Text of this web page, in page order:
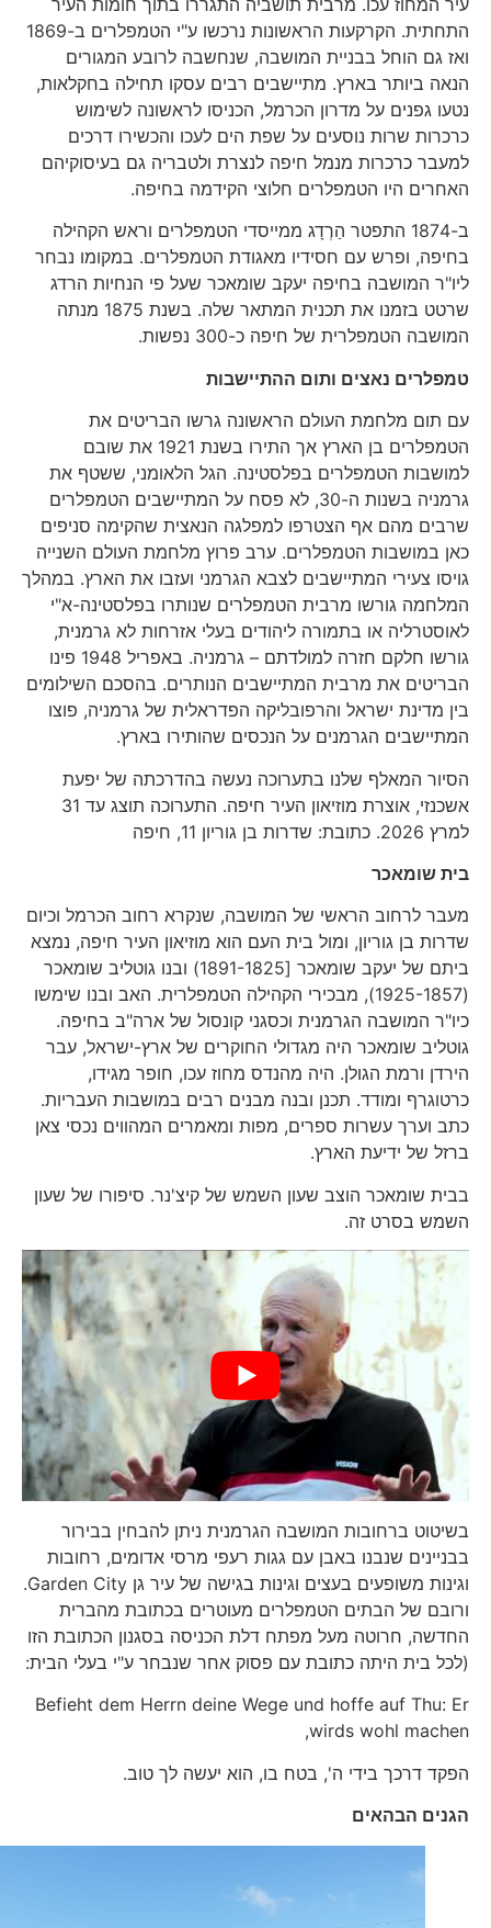
התחתית. הקרקעות הראשונות נרכשו ע"י הטמפלרים ב-1869
ואז גם הוחל בבניית המושבה, שנחשבה לרובע המגורים
הנאה ביותר בארץ. מתיישבים רבים עסקו תחילה בחקלאות,
נטעו גפנים על מדרון הכרמל, הכניסו לראשונה לשימוש
כרכרות שרות נוסעים על שפת הים לעכו והכשירו דרכים
למעבר כרכרות מנמל חיפה לנצרת ולטבריה גם בעיסוקיהם
האחרים היו הטמפלרים חלוצי הקידמה בחיפה.
ב-1874 התפטר הַרְדָג ממייסדי הטמפלרים וראש הקהילה
בחיפה, ופרש עם חסידיו מאגודת הטמפלרים. במקומו נבחר
ליו"ר המושבה בחיפה יעקב שומאכר שעל פי הנחיות הרדג
שרטט בזמנו את תכנית המתאר שלה. בשנת 1875 מנתה
המושבה הטמפלרית של חיפה כ-300 נפשות.
טמפלרים נאצים ותום ההתיישבות
עם תום מלחמת העולם הראשונה גרשו הבריטים את
הטמפלרים בן הארץ אך התירו בשנת 1921 את שובם
למושבות הטמפלרים בפלסטינה. הגל הלאומני, ששטף את
גרמניה בשנות ה-30, לא פסח על המתיישבים הטמפלרים
שרבים מהם אף הצטרפו למפלגה הנאצית שהקימה סניפים
כאן במושבות הטמפלרים. ערב פרוץ מלחמת העולם השנייה
גויסו צעירי המתיישבים לצבא הגרמני ועזבו את הארץ. במהלך
המלחמה גורשו מרבית הטמפלרים שנותרו בפלסטינה-א"י
לאוסטרליה או בתמורה ליהודים בעלי אזרחות לא גרמנית,
גורשו חלקם חזרה למולדתם – גרמניה. באפריל 1948 פינו
הבריטים את מרבית המתיישבים הנותרים. בהסכם השילומים
בין מדינת ישראל והרפובליקה הפדראלית של גרמניה, פוצו
המתיישבים הגרמנים על הנכסים שהותירו בארץ.
הסיור המאלף שלנו בתערוכה נעשה בהדרכתה של יפעת
אשכנזי, אוצרת מוזיאון העיר חיפה. התערוכה תוצג עד 31
למרץ 2026. כתובת: שדרות בן גוריון 11, חיפה
בית שומאכר
מעבר לרחוב הראשי של המושבה, שנקרא רחוב הכרמל וכיום
שדרות בן גוריון, ומול בית העם הוא מוזיאון העיר חיפה, נמצא
ביתם של יעקב שומאכר [1891-1825) ובנו גוטליב שומאכר
(1925-1857), מבכירי הקהילה הטמפלרית. האב ובנו שימשו
כיו"ר המושבה הגרמנית וכסגני קונסול של ארה"ב בחיפה.
גוטליב שומאכר היה מגדולי החוקרים של ארץ-ישראל, עבר
הירדן ורמת הגולן. היה מהנדס מחוז עכו, חופר מגידו,
כרטוגרף ומודד. תכנן ובנה מבנים רבים במושבות העבריות.
כתב וערך עשרות ספרים, מפות ומאמרים המהווים נכסי צאן
ברזל של ידיעת הארץ.
בבית שומאכר הוצב שעון השמש של קיצ'נר. סיפורו של שעון
השמש בסרט זה.
בשיטוט ברחובות המושבה הגרמנית ניתן להבחין בבירור
בבניינים שנבנו באבן עם גגות רעפי מרסי אדומים, רחובות
וגינות משופעים בעצים וגינות בגישה של עיר גן Garden City.
ורובם של הבתים הטמפלרים מעוטרים בכתובת מהברית
החדשה, חרוטה מעל מפתח דלת הכניסה בסגנון הכתובת הזו
(לכל בית היתה כתובת עם פסוק אחר שנבחר ע"י בעלי הבית:
Befieht dem Herrn deine Wege und hoffe auf Thu: Er
wirds wohl machen,
הפקד דרכך בידי ה', בטח בו, הוא יעשה לך טוב.
הגנים הבהאים